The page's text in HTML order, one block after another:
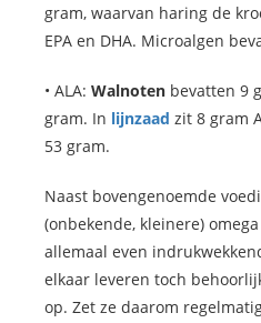
gram, waarvan haring de
EPA en DHA. Microalgen
• ALA: Walnoten bevatten 9
gram. In lijnzaad zit 8 gram
53 gram.
Naast bovengenoemde
(onbekende, kleinere)
allemaal even
elkaar leveren toch
op. Zet ze daarom